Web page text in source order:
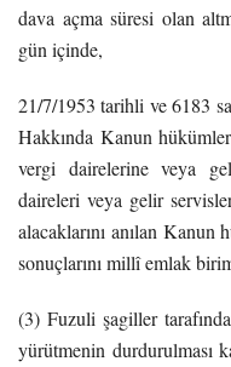
dava açma süresi olan
gün içinde,
21/7/1953 tarihli ve 6183
Hakkında Kanun
vergi dairelerine veya
daireleri veya gelir
alacaklarını anılan
sonuçlarını millî emlak
(3) Fuzuli şagiller
yürütmenin durdurulması